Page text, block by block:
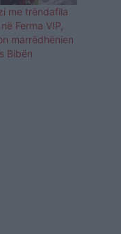
me trëndafila
Ferma VIP,
marrëdhënien
Bibën